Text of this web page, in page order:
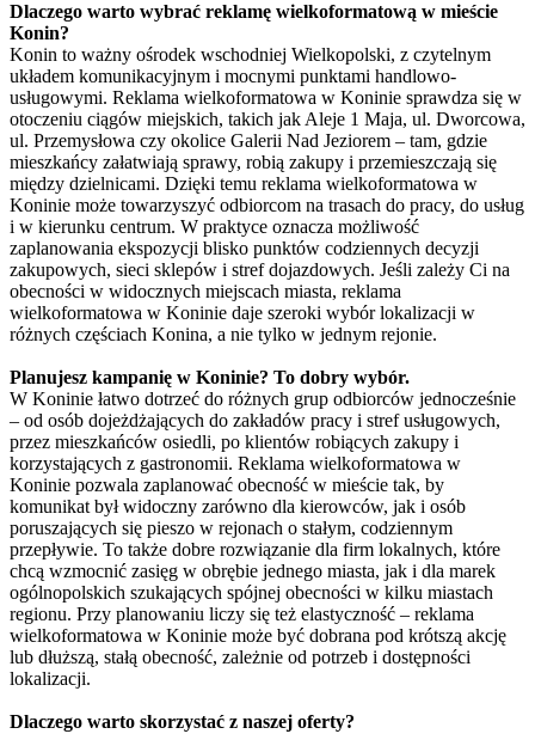
Dlaczego warto wybrać reklamę wielkoformatową w mieście
Konin?
Konin to ważny ośrodek wschodniej Wielkopolski, z czytelnym
układem komunikacyjnym i mocnymi punktami handlowo-
usługowymi. Reklama wielkoformatowa w Koninie sprawdza się w
otoczeniu ciągów miejskich, takich jak Aleje 1 Maja, ul. Dworcowa,
ul. Przemysłowa czy okolice Galerii Nad Jeziorem – tam, gdzie
mieszkańcy załatwiają sprawy, robią zakupy i przemieszczają się
między dzielnicami. Dzięki temu reklama wielkoformatowa w
Koninie może towarzyszyć odbiorcom na trasach do pracy, do usług
i w kierunku centrum. W praktyce oznacza możliwość
zaplanowania ekspozycji blisko punktów codziennych decyzji
zakupowych, sieci sklepów i stref dojazdowych. Jeśli zależy Ci na
obecności w widocznych miejscach miasta, reklama
wielkoformatowa w Koninie daje szeroki wybór lokalizacji w
różnych częściach Konina, a nie tylko w jednym rejonie.
Planujesz kampanię w Koninie? To dobry wybór.
W Koninie łatwo dotrzeć do różnych grup odbiorców jednocześnie
– od osób dojeżdżających do zakładów pracy i stref usługowych,
przez mieszkańców osiedli, po klientów robiących zakupy i
korzystających z gastronomii. Reklama wielkoformatowa w
Koninie pozwala zaplanować obecność w mieście tak, by
komunikat był widoczny zarówno dla kierowców, jak i osób
poruszających się pieszo w rejonach o stałym, codziennym
przepływie. To także dobre rozwiązanie dla firm lokalnych, które
chcą wzmocnić zasięg w obrębie jednego miasta, jak i dla marek
ogólnopolskich szukających spójnej obecności w kilku miastach
regionu. Przy planowaniu liczy się też elastyczność – reklama
wielkoformatowa w Koninie może być dobrana pod krótszą akcję
lub dłuższą, stałą obecność, zależnie od potrzeb i dostępności
lokalizacji.
Dlaczego warto skorzystać z naszej oferty?